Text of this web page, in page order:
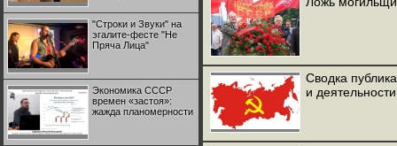
"Строки и Звуки" на
эгалите-фесте "Не
Пряча Лица"
Экономика СССР
времен «застоя»:
жажда планомерности
Сводка
и